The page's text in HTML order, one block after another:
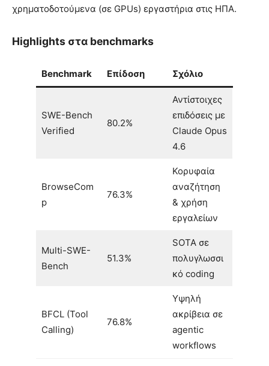
χρηματοδοτούμενα (σε GPUs) εργαστήρια στις ΗΠΑ.
Highlights στα benchmarks
Benchmark Επίδοση Σχόλιο
SWE-Bench
Verified
80.2%
Αντίστοιχες
επιδόσεις με
Claude Opus
4.6
BrowseCom
p
76.3%
Κορυφαία
αναζήτηση
& χρήση
εργαλείων
Multi-SWE-
Bench
51.3%
SOTA σε
πολυγλωσσι
κό coding
BFCL (Tool
Calling)
76.8%
Υψηλή
ακρίβεια σε
agentic
workflows